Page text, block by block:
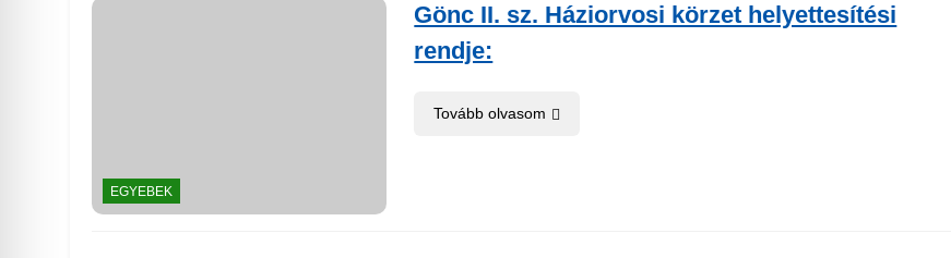
EGYEBEK
Gönc II. sz. Háziorvosi körzet helyettesítési
rendje:
Tovább olvasom